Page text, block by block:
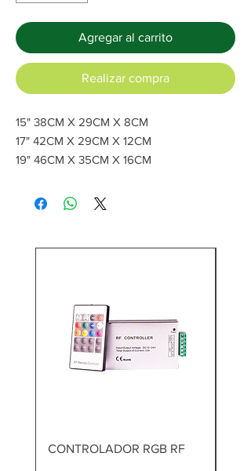
Agregar al carrito
Realizar compra
15" 38CM X 29CM X 8CM
17" 42CM X 29CM X 12CM
19" 46CM X 35CM X 16CM
CONTROLADOR RGB RF